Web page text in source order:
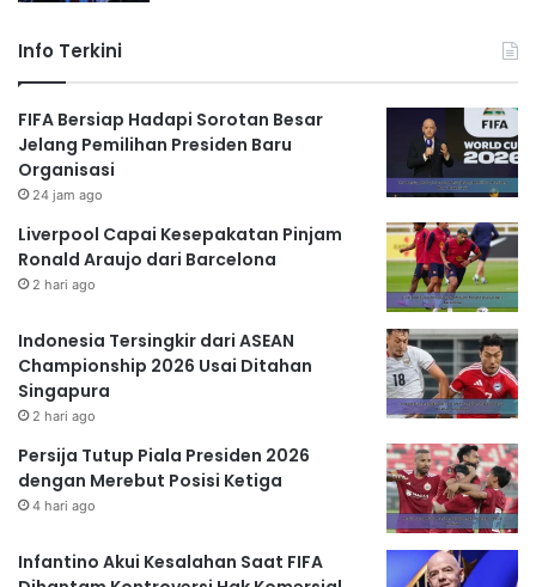
Info Terkini
FIFA Bersiap Hadapi Sorotan Besar
Jelang Pemilihan Presiden Baru
Organisasi
24 jam ago
Liverpool Capai Kesepakatan Pinjam
Ronald Araujo dari Barcelona
2 hari ago
Indonesia Tersingkir dari ASEAN
Championship 2026 Usai Ditahan
Singapura
2 hari ago
Persija Tutup Piala Presiden 2026
dengan Merebut Posisi Ketiga
4 hari ago
Infantino Akui Kesalahan Saat FIFA